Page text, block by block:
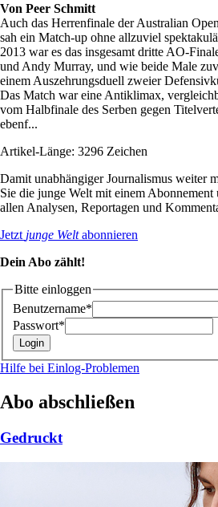
Von Peer Schmitt
Auch das Herrenfinale der Australian
sah ein Match-up ohne allzuviel
2013 war es das insgesamt dritte AO-
und Andy Murray, und wie beide Male
einem Auszehrungsduell zweier
Das Match war eine Antiklimax,
vom Halbfinale des Serben gegen
ebenf...
Artikel-Länge: 3296 Zeichen
Damit unabhängiger Journalismus weiter
Sie die junge Welt mit einem Abonnement
allen Analysen, Reportagen und
Jetzt junge Weltabonnieren
Dein Abo zählt!
Bitte einloggen
Benutzername*
Passwort*
Hilfe bei Einlog-Problemen
Abo abschließen
Gedruckt